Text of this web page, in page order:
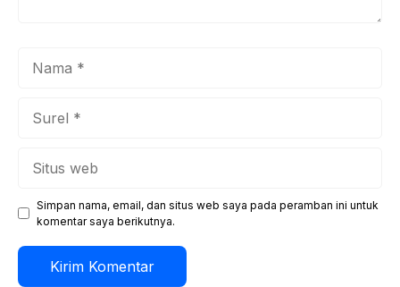
Simpan nama, email, dan situs web saya pada peramban ini untuk
komentar saya berikutnya.